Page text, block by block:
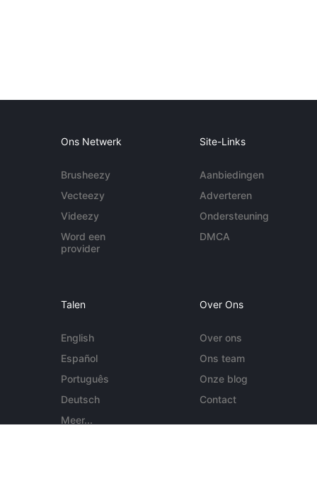
Ons Netwerk
Brusheezy
Vecteezy
Videezy
Word een
provider
Site-Links
Aanbiedingen
Adverteren
Ondersteuning
DMCA
Talen
English
Español
Português
Deutsch
Meer...
Over Ons
Over ons
Ons team
Onze blog
Contact